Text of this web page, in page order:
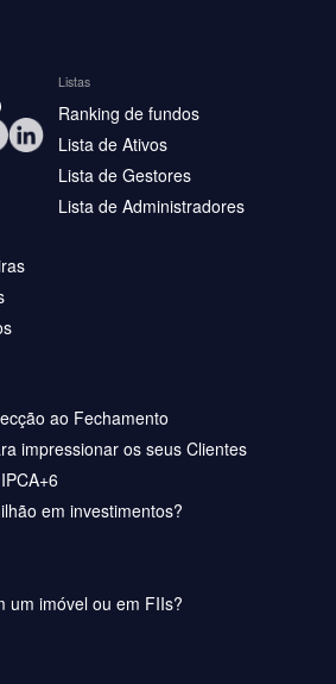
Listas
Ranking de fundos
Lista de Ativos
Lista de Gestores
Lista de Administradores
ao Fechamento
impressionar os seus Clientes
em investimentos?
um imóvel ou em FIIs?